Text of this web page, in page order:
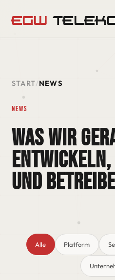
EGW
START/NEWS
News
WAS WIR
entwickeln,
und
Alle Platform